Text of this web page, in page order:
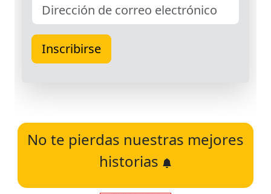
No te pierdas nuestras mejores
historias